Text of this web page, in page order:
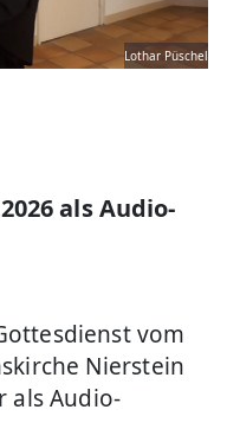
Lothar Püschel
als Audio-
vom
Nierstein
als Audio-